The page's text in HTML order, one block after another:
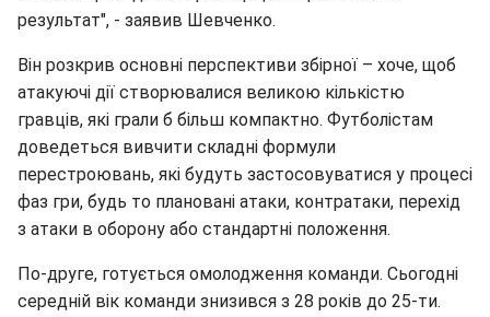
результат", - заявив Шевченко.
Він розкрив основні перспективи збірної – хоче, щоб
атакуючі дії створювалися великою кількістю
гравців, які грали б більш компактно. Футболістам
доведеться вивчити складні формули
перестроювань, які будуть застосовуватися у процесі
фаз гри, будь то плановані атаки, контратаки, перехід
з атаки в оборону або стандартні положення.
По-друге, готується омолодження команди. Сьогодні
середній вік команди знизився з 28 років до 25-ти.